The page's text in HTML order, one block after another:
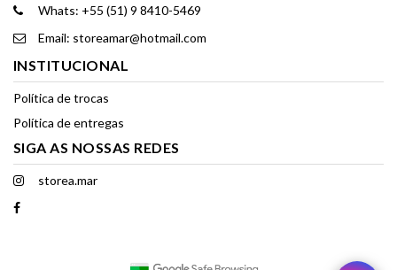
Whats: +55 (51) 9 8410-5469
Email: storeamar@hotmail.com
INSTITUCIONAL
Política de trocas
Política de entregas
SIGA AS NOSSAS REDES
storea.mar